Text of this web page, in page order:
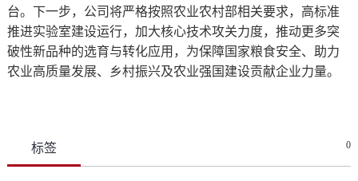
台。下一步，公司将严格按照农业农村部相关要求，高标准
推进实验室建设运行，加大核心技术攻关力度，推动更多突
破性新品种的选育与转化应用，为保障国家粮食安全、助力
农业高质量发展、乡村振兴及农业强国建设贡献企业力量。
标签 0